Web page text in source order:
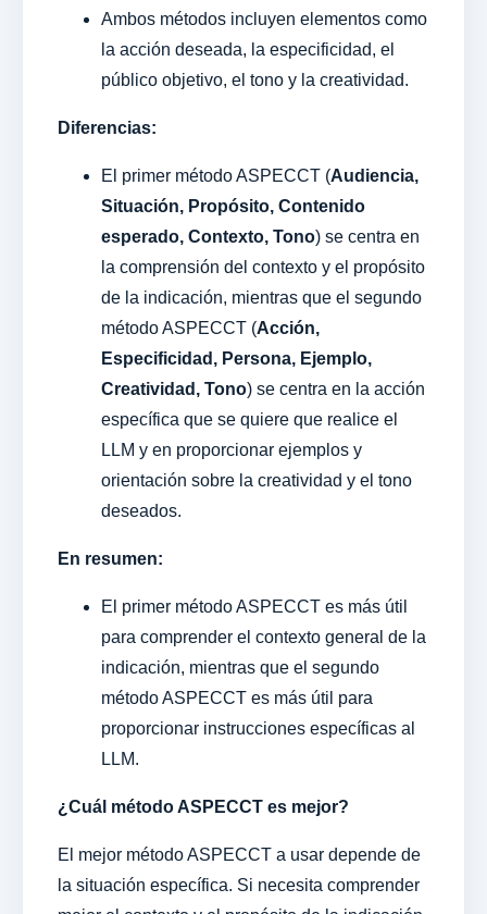
Ambos métodos incluyen elementos como
la acción deseada, la especificidad, el
público objetivo, el tono y la creatividad.
Diferencias:
El primer método ASPECCT (Audiencia,
Situación, Propósito, Contenido
esperado, Contexto, Tono) se centra en
la comprensión del contexto y el propósito
de la indicación, mientras que el segundo
método ASPECCT (Acción,
Especificidad, Persona, Ejemplo,
Creatividad, Tono) se centra en la acción
específica que se quiere que realice el
LLM y en proporcionar ejemplos y
orientación sobre la creatividad y el tono
deseados.
En resumen:
El primer método ASPECCT es más útil
para comprender el contexto general de la
indicación, mientras que el segundo
método ASPECCT es más útil para
proporcionar instrucciones específicas al
LLM.
¿Cuál método ASPECCT es mejor?
El mejor método ASPECCT a usar depende de
la situación específica. Si necesita comprender